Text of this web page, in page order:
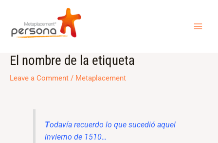
content
El nombre de la etiqueta
Leave a Comment / Metaplacement
Todavía recuerdo lo que sucedió aquel
invierno de 1510…
Post